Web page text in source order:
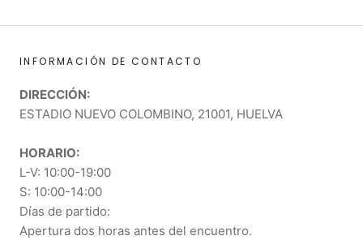
INFORMACIÓN DE CONTACTO
DIRECCIÓN:
ESTADIO NUEVO COLOMBINO, 21001, HUELVA
HORARIO:
L-V: 10:00-19:00
S: 10:00-14:00
Días de partido:
Apertura dos horas antes del encuentro.